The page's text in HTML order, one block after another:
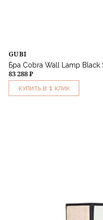
GUBI
Бра Cobra Wall Lamp Black
83 288 ₽
КУПИТЬ В 1 КЛИК